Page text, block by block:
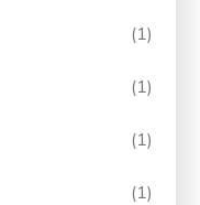
(1)
(1)
(1)
(1)